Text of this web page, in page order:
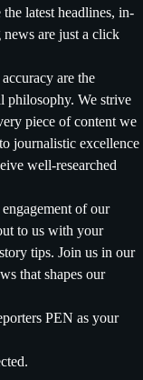
latest headlines, in-
are just a click
are the
philosophy. We strive
piece of content we
journalistic excellence
well-researched
of our
to us with your
tips. Join us in our
that shapes our
PEN as your